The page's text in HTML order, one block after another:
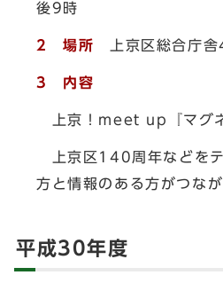
後9時
2 場所 上京区総合庁舎
3 内容
上京！meet up『マグネ
上京区140周年などをテ
方と情報のある方がつな
平成30年度